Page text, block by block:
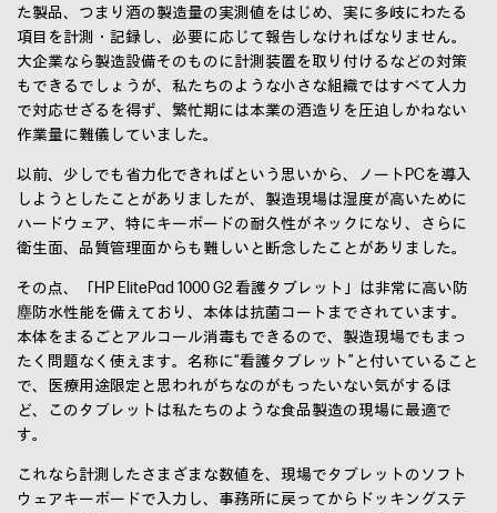
た製品、つまり酒の製造量の実測値をはじめ、実に多岐にわたる
項目を計測・記録し、必要に応じて報告しなければなりません。
大企業なら製造設備そのものに計測装置を取り付けるなどの対策
もできるでしょうが、私たちのような小さな組織ではすべて人力
で対応せざるを得ず、繁忙期には本業の酒造りを圧迫しかねない
作業量に難儀していました。
以前、少しでも省力化できればという思いから、ノートPCを導入
しようとしたことがありましたが、製造現場は湿度が高いために
ハードウェア、特にキーボードの耐久性がネックになり、さらに
衛生面、品質管理面からも難しいと断念したことがありました。
その点、「HP ElitePad 1000 G2 看護タブレット」は非常に高い防
塵防水性能を備えており、本体は抗菌コートまでされています。
本体をまるごとアルコール消毒もできるので、製造現場でもまっ
たく問題なく使えます。名称に“看護タブレット”と付いていること
で、医療用途限定と思われがちなのがもったいない気がするほ
ど、このタブレットは私たちのような食品製造の現場に最適で
す。
これなら計測したさまざまな数値を、現場でタブレットのソフト
ウェアキーボードで入力し、事務所に戻ってからドッキングステ